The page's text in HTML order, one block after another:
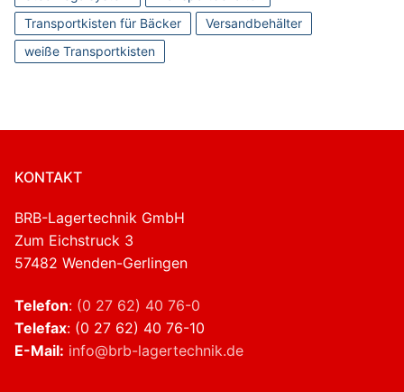
Transportkisten für Bäcker
Versandbehälter
weiße Transportkisten
KONTAKT
BRB-Lagertechnik GmbH
Zum Eichstruck 3
57482 Wenden-Gerlingen
Telefon: (0 27 62) 40 76-0
Telefax: (0 27 62) 40 76-10
E-Mail: info@brb-lagertechnik.de